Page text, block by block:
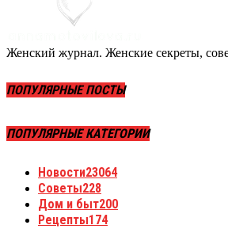
Женский журнал. Женские секреты,
ПОПУЛЯРНЫЕ ПОСТЫ
ПОПУЛЯРНЫЕ КАТЕГОРИИ
Новости23064
Советы228
Дом и быт200
Рецепты174